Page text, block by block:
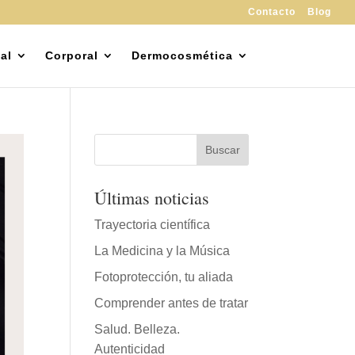
Contacto Blog
Corporal Dermocosmética
Últimas noticias
Trayectoria científica
La Medicina y la Música
Fotoprotección, tu aliada
Comprender antes de tratar
Salud. Belleza.
Autenticidad